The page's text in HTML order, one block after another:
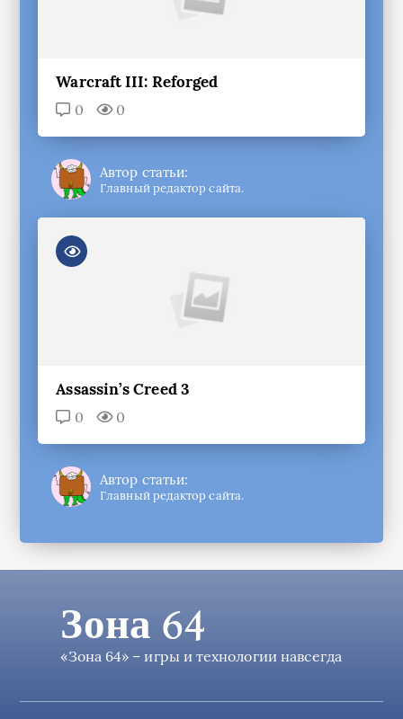
Warcraft III: Reforged
0 0
Автор статьи:
Главный редактор сайта.
Assassin’s Creed 3
0 0
Автор статьи:
Главный редактор сайта.
Зона 64
«Зона 64» – игры и технологии навсегда